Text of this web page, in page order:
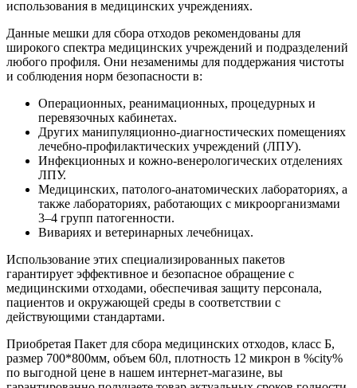
использования в медицинских учреждениях.
Данные мешки для сбора отходов рекомендованы для
широкого спектра медицинских учреждений и подразделений
любого профиля. Они незаменимы для поддержания чистоты
и соблюдения норм безопасности в:
Операционных, реанимационных, процедурных и
перевязочных кабинетах.
Других манипуляционно-диагностических помещениях
лечебно-профилактических учреждений (ЛПУ).
Инфекционных и кожно-венерологических отделениях
ЛПУ.
Медицинских, патолого-анатомических лабораториях, а
также лабораториях, работающих с микроорганизмами
3–4 групп патогенности.
Вивариях и ветеринарных лечебницах.
Использование этих специализированных пакетов
гарантирует эффективное и безопасное обращение с
медицинскими отходами, обеспечивая защиту персонала,
пациентов и окружающей среды в соответствии с
действующими стандартами.
Приобретая Пакет для сбора медицинских отходов, класс Б,
размер 700*800мм, объем 60л, плотность 12 микрон в %city%
по выгодной цене в нашем интернет-магазине, вы